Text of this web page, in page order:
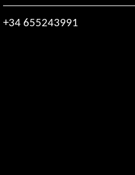
+34 655243991